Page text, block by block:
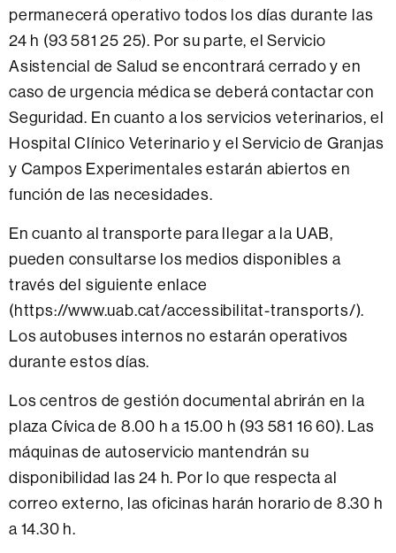
permanecerá operativo todos los días durante las
24 h (93 581 25 25). Por su parte, el Servicio
Asistencial de Salud se encontrará cerrado y en
caso de urgencia médica se deberá contactar con
Seguridad. En cuanto a los servicios veterinarios, el
Hospital Clínico Veterinario y el Servicio de Granjas
y Campos Experimentales estarán abiertos en
función de las necesidades.
En cuanto al transporte para llegar a la UAB,
pueden consultarse los medios disponibles a
través del siguiente enlace
(https://www.uab.cat/accessibilitat-transports/).
Los autobuses internos no estarán operativos
durante estos días.
Los centros de gestión documental abrirán en la
plaza Cívica de 8.00 h a 15.00 h (93 581 16 60). Las
máquinas de autoservicio mantendrán su
disponibilidad las 24 h. Por lo que respecta al
correo externo, las oficinas harán horario de 8.30 h
a 14.30 h.